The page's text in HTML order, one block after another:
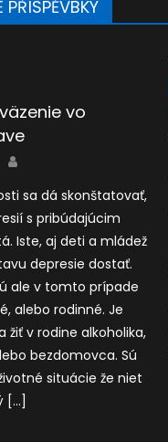
PŘÍSPĚVBKY
vo
sa dá skonštatovať,
s pribúdajúcim
Iste, aj deti a mládež
depresie dostať.
ale v tomto prípade
alebo rodinné. Je
žiť v rodine alkoholika,
bezdomovca. Sú
situácie že niet
[…]